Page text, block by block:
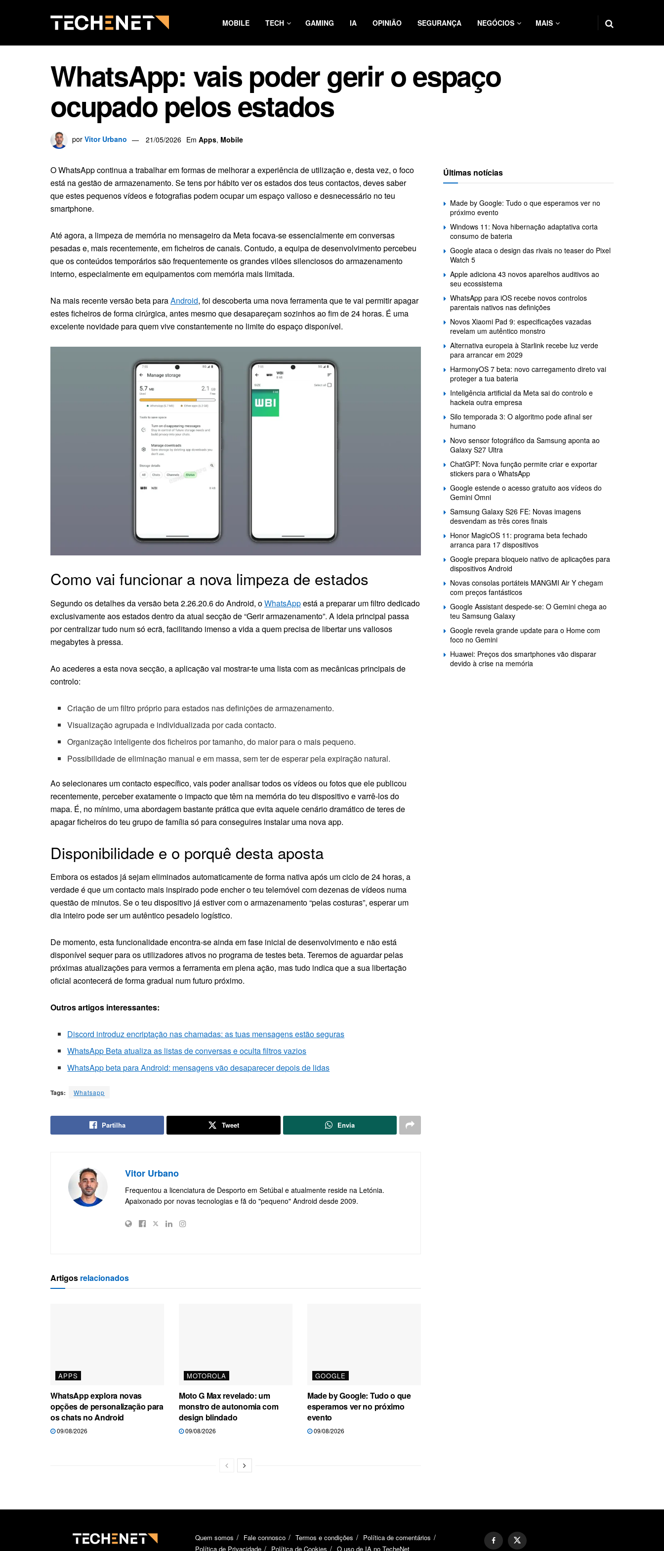
MOBILE TECH GAMING IA OPINIÃO SEGURANÇA NEGÓCIOS MAIS
WhatsApp: vais poder gerir o espaço
ocupado pelos estados
por Vitor Urbano 21/05/2026 Em Apps, Mobile
O WhatsApp continua a trabalhar em formas de melhorar a experiência de utilização e, desta vez, o foco
está na gestão de armazenamento. Se tens por hábito ver os estados dos teus contactos, deves saber
que estes pequenos vídeos e fotografias podem ocupar um espaço valioso e desnecessário no teu
smartphone.
Até agora, a limpeza de memória no mensageiro da Meta focava-se essencialmente em conversas
pesadas e, mais recentemente, em ficheiros de canais. Contudo, a equipa de desenvolvimento percebeu
que os conteúdos temporários são frequentemente os grandes vilões silenciosos do armazenamento
interno, especialmente em equipamentos com memória mais limitada.
Na mais recente versão beta paraAndroid, foi descoberta uma nova ferramenta que te vai permitir apagar
estes ficheiros de forma cirúrgica, antes mesmo que desapareçam sozinhos ao fim de 24 horas. É uma
excelente novidade para quem vive constantemente no limite do espaço disponível.
Como vai funcionar a nova limpeza de estados
Segundo os detalhes da versão beta 2.26.20.6 do Android, oWhatsAppestá a preparar um filtro dedicado
exclusivamente aos estados dentro da atual secção de “Gerir armazenamento”. A ideia principal passa
por centralizar tudo num só ecrã, facilitando imenso a vida a quem precisa de libertar uns valiosos
megabytes à pressa.
Ao acederes a esta nova secção, a aplicação vai mostrar-te uma lista com as mecânicas principais de
controlo:
Criação de um filtro próprio para estados nas definições de armazenamento.
Visualização agrupada e individualizada por cada contacto.
Organização inteligente dos ficheiros por tamanho, do maior para o mais pequeno.
Possibilidade de eliminação manual e em massa, sem ter de esperar pela expiração natural.
Ao selecionares um contacto específico, vais poder analisar todos os vídeos ou fotos que ele publicou
recentemente, perceber exatamente o impacto que têm na memória do teu dispositivo e varrê-los do
mapa. É, no mínimo, uma abordagem bastante prática que evita aquele cenário dramático de teres de
apagar ficheiros do teu grupo de família só para conseguires instalar uma nova app.
Disponibilidade e o porquê desta aposta
Embora os estados já sejam eliminados automaticamente de forma nativa após um ciclo de 24 horas, a
verdade é que um contacto mais inspirado pode encher o teu telemóvel com dezenas de vídeos numa
questão de minutos. Se o teu dispositivo já estiver com o armazenamento “pelas costuras”, esperar um
dia inteiro pode ser um autêntico pesadelo logístico.
De momento, esta funcionalidade encontra-se ainda em fase inicial de desenvolvimento e não está
disponível sequer para os utilizadores ativos no programa de testes beta. Teremos de aguardar pelas
próximas atualizações para vermos a ferramenta em plena ação, mas tudo indica que a sua libertação
oficial acontecerá de forma gradual num futuro próximo.
Outros artigos interessantes:
Discord introduz encriptação nas chamadas: as tuas mensagens estão seguras
WhatsApp Beta atualiza as listas de conversas e oculta filtros vazios
WhatsApp beta para Android: mensagens vão desaparecer depois de lidas
Tags: Whatsapp
Partilha Tweet Envia
Vitor Urbano
Frequentou a licenciatura de Desporto em Setúbal e atualmente reside na Letónia.
Apaixonado por novas tecnologias e fã do "pequeno" Android desde 2009.
Artigos relacionados
APPS
WhatsApp explora novas
opções de personalização para
os chats no Android
09/08/2026
MOTOROLA
Moto G Max revelado: um
monstro de autonomia com
design blindado
09/08/2026
GOOGLE
Made by Google: Tudo o que
esperamos ver no próximo
evento
09/08/2026
Últimas notícias
Made by Google: Tudo o que esperamos ver no
próximo evento
Windows 11: Nova hibernação adaptativa corta
consumo de bateria
Google ataca o design das rivais no teaser do Pixel
Watch 5
Apple adiciona 43 novos aparelhos auditivos ao
seu ecossistema
WhatsApp para iOS recebe novos controlos
parentais nativos nas definições
Novos Xiaomi Pad 9: especificações vazadas
revelam um autêntico monstro
Alternativa europeia à Starlink recebe luz verde
para arrancar em 2029
HarmonyOS 7 beta: novo carregamento direto vai
proteger a tua bateria
Inteligência artificial da Meta sai do controlo e
hackeia outra empresa
Silo temporada 3: O algoritmo pode afinal ser
humano
Novo sensor fotográfico da Samsung aponta ao
Galaxy S27 Ultra
ChatGPT: Nova função permite criar e exportar
stickers para o WhatsApp
Google estende o acesso gratuito aos vídeos do
Gemini Omni
Samsung Galaxy S26 FE: Novas imagens
desvendam as três cores finais
Honor MagicOS 11: programa beta fechado
arranca para 17 dispositivos
Google prepara bloqueio nativo de aplicações para
dispositivos Android
Novas consolas portáteis MANGMI Air Y chegam
com preços fantásticos
Google Assistant despede-se: O Gemini chega ao
teu Samsung Galaxy
Google revela grande update para o Home com
foco no Gemini
Huawei: Preços dos smartphones vão disparar
devido à crise na memória
Quem somos Fale connosco Termos e condições
Política de comentários
Política de Privacidade
Política de Cookies O uso de IA no TecheNet